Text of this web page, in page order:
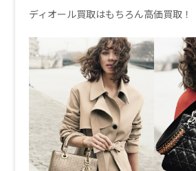
ディオール買取はもちろん高価買取！